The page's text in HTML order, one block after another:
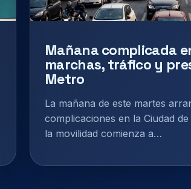
Mañana complicada
marchas, tráfico y
Metro
La mañana de este martes
complicaciones en la Ciudad
la movilidad comienza a…